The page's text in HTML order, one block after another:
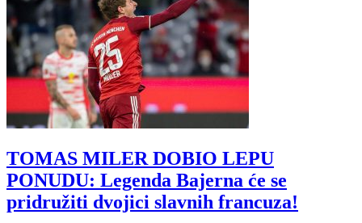
TOMAS MILER DOBIO LEPU
PONUDU: Legenda Bajerna će se
pridružiti dvojici slavnih francuza!